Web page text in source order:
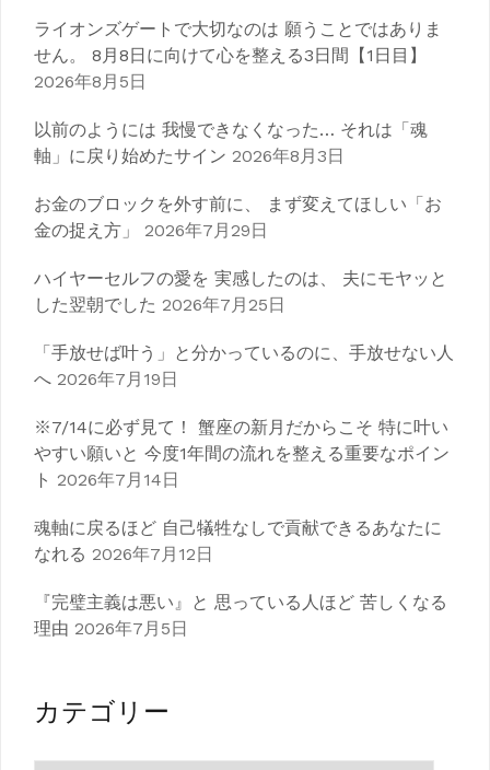
ライオンズゲートで大切なのは 願うことではありま
せん。 8月8日に向けて心を整える3日間【1日目】
2026年8月5日
以前のようには 我慢できなくなった… それは「魂
軸」に戻り始めたサイン 2026年8月3日
お金のブロックを外す前に、 まず変えてほしい「お
金の捉え方」
2026年7月29日
ハイヤーセルフの愛を 実感したのは、 夫にモヤッと
した翌朝でした 2026年7月25日
「手放せば叶う」と分かっているのに、手放せない人
へ 2026年7月19日
※7/14に必ず見て！ 蟹座の新月だからこそ 特に叶い
やすい願いと 今度1年間の流れを整える重要なポイン
ト 2026年7月14日
魂軸に戻るほど 自己犠牲なしで貢献できるあなたに
なれる 2026年7月12日
『完璧主義は悪い』と 思っている人ほど 苦しくなる
理由 2026年7月5日
カテゴリー